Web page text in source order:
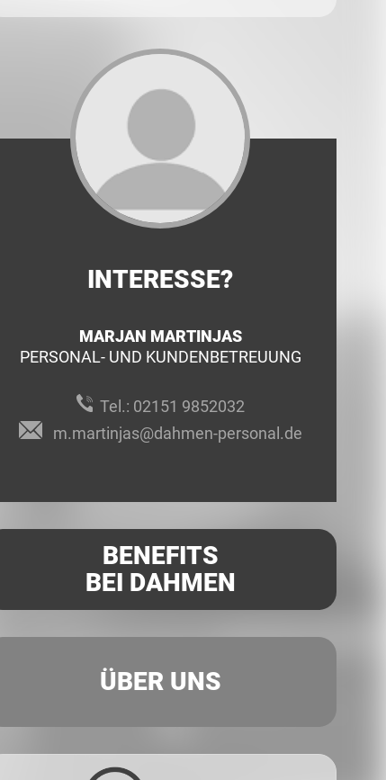
INTERESSE?
MARJAN MARTINJAS
PERSONAL- UND KUNDENBETREUUNG
Tel.: 02151 9852032
m.martinjas@dahmen-personal.de
BENEFITS
BEI DAHMEN
ÜBER UNS